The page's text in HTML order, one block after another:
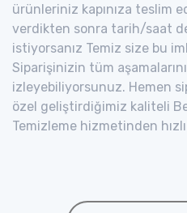
ürünleriniz kapınıza teslim
verdikten sonra tarih/saat
istiyorsanız Temiz size bu
Siparişinizin tüm
izleyebiliyorsunuz. Hemen
özel geliştirdiğimiz kaliteli
Temizleme hizmetinden